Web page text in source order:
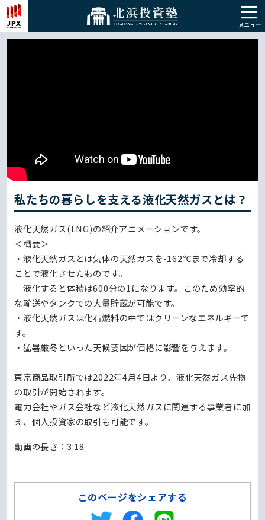
私たちの暮らしを支える液化天然ガスとは？
液化天然ガス(LNG)の紹介アニメーションです。
＜概要＞
・液化天然ガスとは気体の天然ガスを-162℃まで冷却する
ことで液化させたものです。
液化すると体積は600分の1になります。このため効率的
な輸送やタンクでの大量貯蔵が可能です。
・液化天然ガスは化石燃料の中ではクリーンなエネルギーで
す。
・猛暑厳冬といった天候要因が価格に影響を与えます。
東京商品取引所では2022年4月4日より、液化天然ガス先物
の取引が開始されます。
電力会社やガス会社など液化天然ガスに関連する事業者に加
え、個人投資家の取引も可能です。
動画の⻑さ：3:18
このページをシェアする